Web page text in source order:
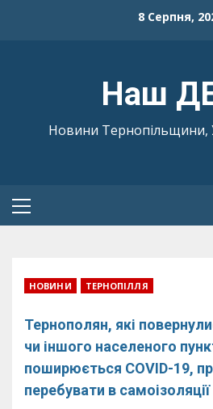
8 Серпня,
Наш
Новини Тернопільщини,
Primary
НОВИНИ ТЕРНОПІЛЛЯ
Тернополян, які
чи іншого населеного
поширюється COVID-19,
перебувати в самоізоляції